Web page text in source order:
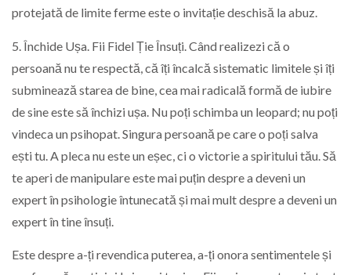
protejată de limite ferme este o invitație deschisă la abuz.
5. Închide Ușa. Fii Fidel Ție Însuți. Când realizezi că o
persoană nu te respectă, că îți încalcă sistematic limitele și îți
subminează starea de bine, cea mai radicală formă de iubire
de sine este să închizi ușa. Nu poți schimba un leopard; nu poți
vindeca un psihopat. Singura persoană pe care o poți salva
ești tu. A pleca nu este un eșec, ci o victorie a spiritului tău. Să
te aperi de manipulare este mai puțin despre a deveni un
expert în psihologie întunecată și mai mult despre a deveni un
expert în tine însuți.
Este despre a-ți revendica puterea, a-ți onora sentimentele și